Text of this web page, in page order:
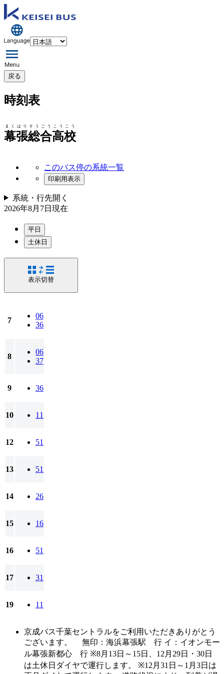
戻る
時刻表
幕張総合高校
まくはりそうごうこうこう
このバス停の系統一覧
印刷用表示
系統・行先開く
2026年8月7日 現在
平日
土休日
表示切替
7
06
36
8
06
37
9 36
10 11
12 51
13 51
14 26
15 16
16 51
17 31
19 11
京成バス千葉セントラルをご利用いただきありがとう
ございます。 無印：海浜幕張駅 行 イ：イオンモー
ル幕張新都心 行 ※8月13日～15日、12月29日・30日
は土休日ダイヤで運行します。 ※12月31日～1月3日は